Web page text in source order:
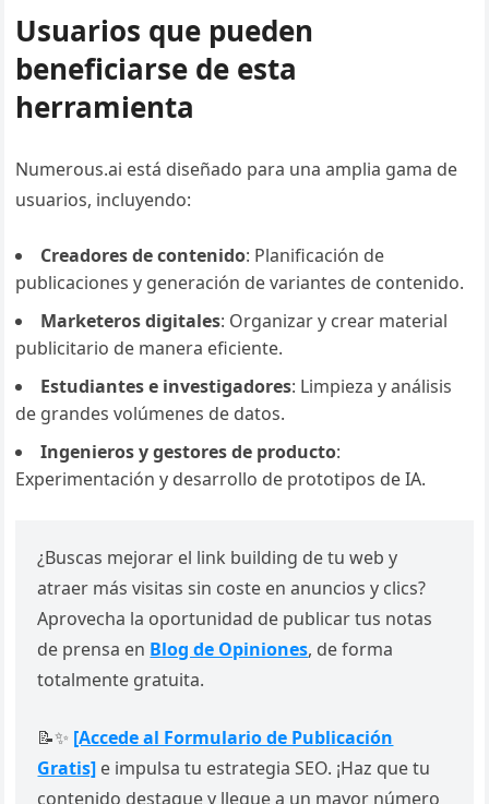
Usuarios que pueden
beneficiarse de esta
herramienta
Numerous.ai está diseñado para una amplia gama de
usuarios, incluyendo:
Creadores de contenido: Planificación de
publicaciones y generación de variantes de contenido.
Marketeros digitales: Organizar y crear material
publicitario de manera eficiente.
Estudiantes e investigadores: Limpieza y análisis
de grandes volúmenes de datos.
Ingenieros y gestores de producto:
Experimentación y desarrollo de prototipos de IA.
¿Buscas mejorar el link building de tu web y
atraer más visitas sin coste en anuncios y clics?
Aprovecha la oportunidad de publicar tus notas
de prensa en Blog de Opiniones, de forma
totalmente gratuita.
📝✨ [Accede al Formulario de Publicación
Gratis] e impulsa tu estrategia SEO. ¡Haz que tu
contenido destaque y llegue a un mayor número